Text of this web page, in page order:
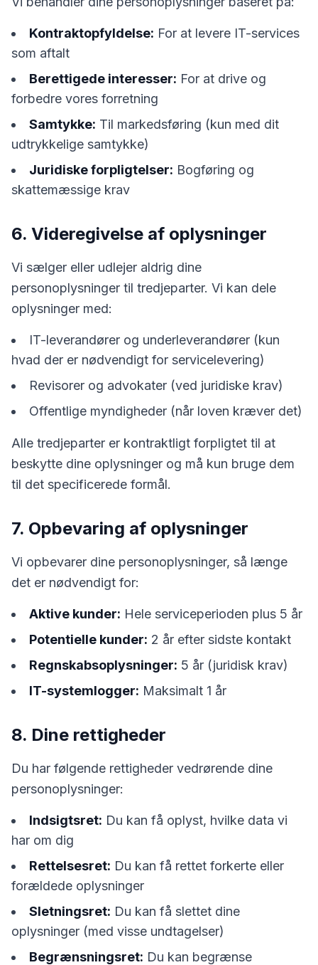
Kontraktopfyldelse: For at levere IT-services
som aftalt
Berettigede interesser: For at drive og
forbedre vores forretning
Samtykke: Til markedsføring (kun med dit
udtrykkelige samtykke)
Juridiske forpligtelser: Bogføring og
skattemæssige krav
6. Videregivelse af oplysninger
Vi sælger eller udlejer aldrig dine
personoplysninger til tredjeparter. Vi kan dele
oplysninger med:
IT-leverandører og underleverandører (kun
hvad der er nødvendigt for servicelevering)
Revisorer og advokater (ved juridiske krav)
Offentlige myndigheder (når loven kræver det)
Alle tredjeparter er kontraktligt forpligtet til at
beskytte dine oplysninger og må kun bruge dem
til det specificerede formål.
7. Opbevaring af oplysninger
Vi opbevarer dine personoplysninger, så længe
det er nødvendigt for:
Aktive kunder: Hele serviceperioden plus 5 år
Potentielle kunder: 2 år efter sidste kontakt
Regnskabsoplysninger: 5 år (juridisk krav)
IT-systemlogger: Maksimalt 1 år
8. Dine rettigheder
Du har følgende rettigheder vedrørende dine
personoplysninger:
Indsigtsret: Du kan få oplyst, hvilke data vi
har om dig
Rettelsesret: Du kan få rettet forkerte eller
forældede oplysninger
Sletningsret: Du kan få slettet dine
oplysninger (med visse undtagelser)
Begrænsningsret: Du kan begrænse